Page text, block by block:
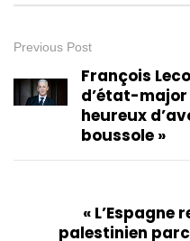
Previous Post
François
d’état-major
heureux
boussole »
« L’Espagne
palestinien